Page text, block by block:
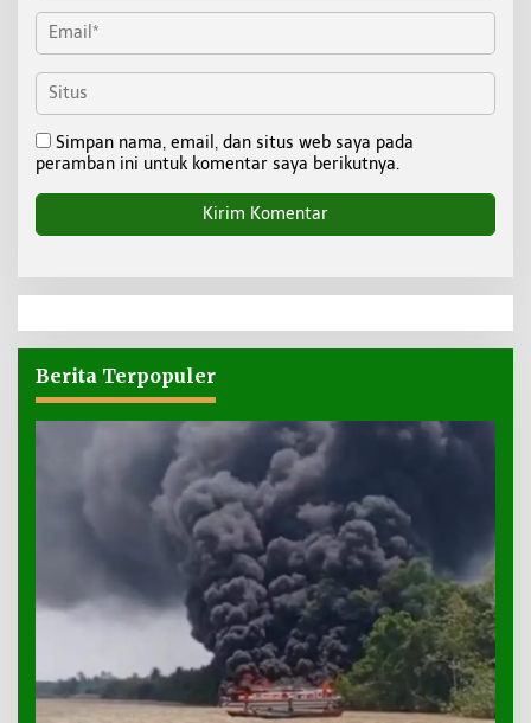
Simpan nama, email, dan situs web saya pada
peramban ini untuk komentar saya berikutnya.
Berita Terpopuler